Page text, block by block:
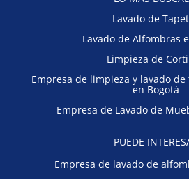
Lavado de
Lavado de Alfombras
Limpieza de
Empresa de limpieza y lavado
en Bogotá
Empresa de Lavado de
PUEDE
Empresa de lavado de